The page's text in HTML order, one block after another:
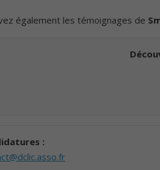
également les témoignages de
: